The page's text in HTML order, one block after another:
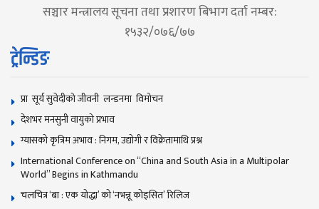
सञ्चार मन्त्रालय सूचना तथा प्रशारण बिभाग दर्ता नम्बर:
१५३२/०७६/७७
ट्रेन्डिङ
प्रा सूर्य सुवेदीको जीवनी लन्डनमा विमोचन
देशभर मनसुनी वायुको प्रभाव
ग्यासको कृत्रिम अभाव : निगम, उद्योगी र विक्रेतामाथि प्रश्न
International Conference on “China and South Asia in a Multipolar
World” Begins in Kathmandu
चलचित्र ‘बा : एक योद्धा’ को ‘नभन्नू कोइसित’ रिलिज